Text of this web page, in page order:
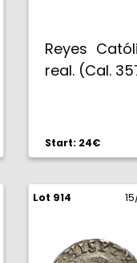
Reyes
real. (Cal.
Start: 24€
Lot 914